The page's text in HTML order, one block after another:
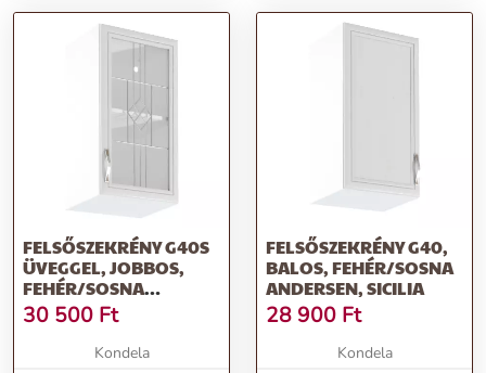
FELSŐSZEKRÉNY G40S
ÜVEGGEL, JOBBOS,
FEHÉR/SOSNA
ANDERSEN, SICILIA
30 500 Ft
Kondela
FELSŐSZEKRÉNY G40,
BALOS, FEHÉR/SOSNA
ANDERSEN, SICILIA
28 900 Ft
Kondela